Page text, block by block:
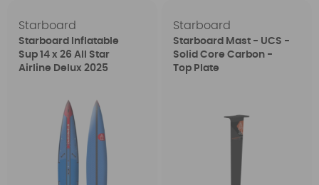
Starboard
Starboard Inflatable
Sup 14 x 26 All Star
Airline Delux 2025
Starboard
Starboard Mast - UCS -
Solid Core Carbon -
Top Plate